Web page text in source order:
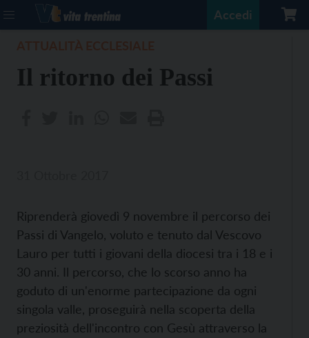
Accedi
Il ritorno dei Passi
Riprenderà giovedì 9 novembre il percorso dei
Passi di Vangelo, voluto e tenuto dal Vescovo
Lauro per tutti i giovani della diocesi tra i 18 e i
30 anni. Il percorso, che lo scorso anno ha
goduto di un'enorme partecipazione da ogni
singola valle, proseguirà nella scoperta della
preziosità dell'incontro con Gesù attraverso la